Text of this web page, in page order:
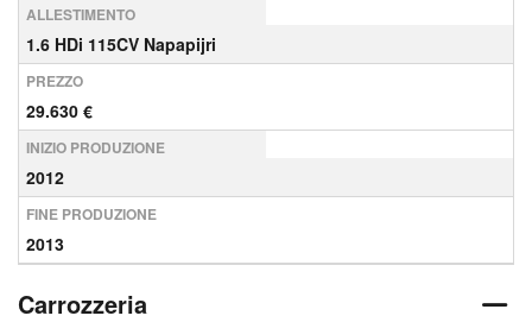
ALLESTIMENTO
1.6 HDi 115CV Napapijri
PREZZO
29.630 €
INIZIO PRODUZIONE
2012
FINE PRODUZIONE
2013
Carrozzeria